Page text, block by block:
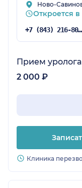
Ново-
Откроется в
+7 (843) 216-80-18
Прием уролога
2 000 ₽
Клиника